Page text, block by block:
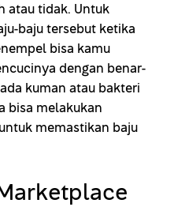
atau tidak. Untuk
baju tersebut ketika
bisa kamu
dengan benar-
kuman atau bakteri
bisa melakukan
memastikan baju